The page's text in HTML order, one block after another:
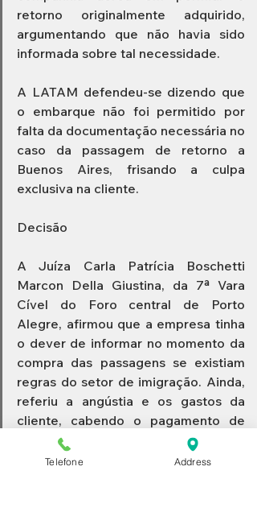
retorno originalmente adquirido,
argumentando que não havia sido
informada sobre tal necessidade.
A LATAM defendeu-se dizendo que
o embarque não foi permitido por
falta da documentação necessária no
caso da passagem de retorno a
Buenos Aires, frisando a culpa
exclusiva na cliente.
Decisão
A Juíza Carla Patrícia Boschetti
Marcon Della Giustina, da 7ª Vara
Cível do Foro central de Porto
Alegre, afirmou que a empresa tinha
o dever de informar no momento da
compra das passagens se existiam
regras do setor de imigração. Ainda,
referiu a angústia e os gastos da
cliente, cabendo o pagamento de
indenização.
Telefone Address